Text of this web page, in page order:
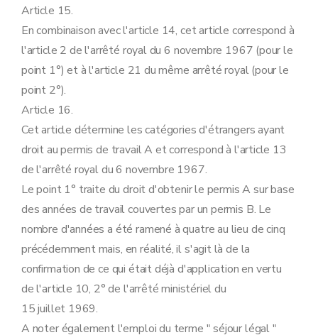
Article 15.
En combinaison avec l'article 14, cet article correspond à
l'article 2 de l'arrêté royal du 6 novembre 1967 (pour le
point 1°) et à l'article 21 du même arrêté royal (pour le
point 2°).
Article 16.
Cet article détermine les catégories d'étrangers ayant
droit au permis de travail A et correspond à l'article 13
de l'arrêté royal du 6 novembre 1967.
Le point 1° traite du droit d'obtenir le permis A sur base
des années de travail couvertes par un permis B. Le
nombre d'années a été ramené à quatre au lieu de cinq
précédemment mais, en réalité, il s'agit là de la
confirmation de ce qui était déjà d'application en vertu
de l'article 10, 2° de l'arrêté ministériel du
15 juillet 1969.
A noter également l'emploi du terme " séjour légal "